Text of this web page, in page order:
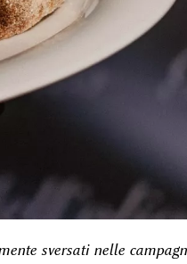
sversati nelle